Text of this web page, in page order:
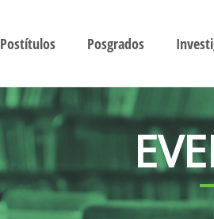
Postítulos Posgrados